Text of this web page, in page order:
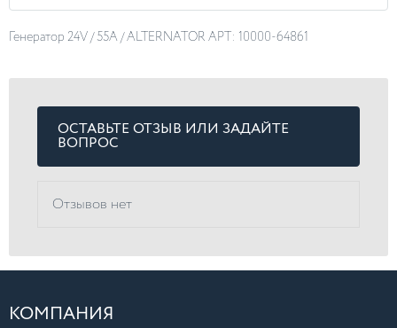
Генератор 24V / 55A / ALTERNATOR АРТ: 10000-64861
ОСТАВЬТЕ ОТЗЫВ ИЛИ ЗАДАЙТЕ
ВОПРОС
Отзывов нет
КОМПАНИЯ